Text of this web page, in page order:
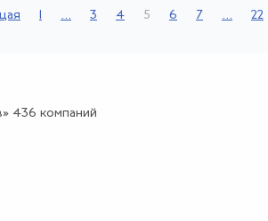
1 ... 3 4 5 6 7 ... 22
436 компаний